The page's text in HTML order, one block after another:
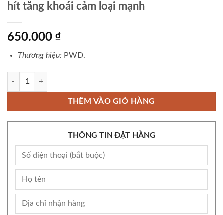
hít tăng khoái cảm loại mạnh
650.000 ₫
Thương hiệu: PWD.
Popper Everest Red 30ml PWD Mỹ chai hít tăng khoái cảm loại mạnh
THÊM VÀO GIỎ HÀNG
THÔNG TIN ĐẶT HÀNG